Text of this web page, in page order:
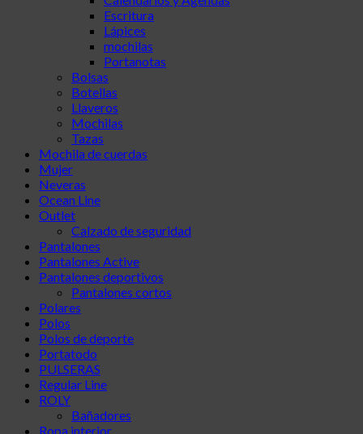
Escritura
Lápices
mochilas
Portanotas
Bolsas
Botellas
Llaveros
Mochilas
Tazas
Mochila de cuerdas
Mujer
Neveras
Ocean Line
Outlet
Calzado de seguridad
Pantalones
Pantalones Active
Pantalones deportivos
Pantalones cortos
Polares
Polos
Polos de deporte
Portatodo
PULSERAS
Regular Line
ROLY
Bañadores
Ropa interior